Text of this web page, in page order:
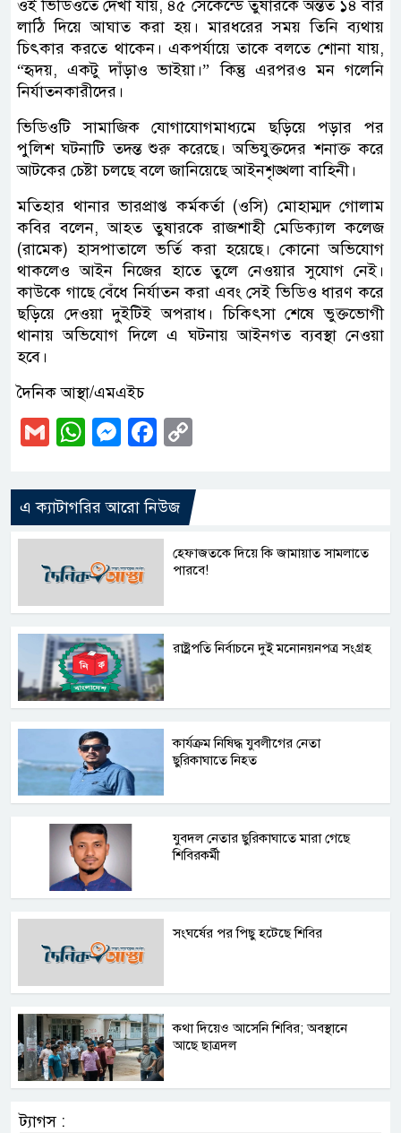
ওই ভিডিওতে দেখা যায়, ৪৫ সেকেন্ডে তুষারকে অন্তত ১৪ বার
লাঠি দিয়ে আঘাত করা হয়। মারধরের সময় তিনি ব্যথায়
চিৎকার করতে থাকেন। একপর্যায়ে তাকে বলতে শোনা যায়,
“হৃদয়, একটু দাঁড়াও ভাইয়া।” কিন্তু এরপরও মন গলেনি
নির্যাতনকারীদের।
ভিডিওটি সামাজিক যোগাযোগমাধ্যমে ছড়িয়ে পড়ার পর
পুলিশ ঘটনাটি তদন্ত শুরু করেছে। অভিযুক্তদের শনাক্ত করে
আটকের চেষ্টা চলছে বলে জানিয়েছে আইনশৃঙ্খলা বাহিনী।
মতিহার থানার ভারপ্রাপ্ত কর্মকর্তা (ওসি) মোহাম্মদ গোলাম
কবির বলেন, আহত তুষারকে রাজশাহী মেডিক্যাল কলেজ
(রামেক) হাসপাতালে ভর্তি করা হয়েছে। কোনো অভিযোগ
থাকলেও আইন নিজের হাতে তুলে নেওয়ার সুযোগ নেই।
কাউকে গাছে বেঁধে নির্যাতন করা এবং সেই ভিডিও ধারণ করে
ছড়িয়ে দেওয়া দুইটিই অপরাধ। চিকিৎসা শেষে ভুক্তভোগী
থানায় অভিযোগ দিলে এ ঘটনায় আইনগত ব্যবস্থা নেওয়া
হবে।
দৈনিক আস্থা/এমএইচ
GmailWhatsApp
Messenger
Facebook
এ ক্যাটাগরির আরো নিউজ
হেফাজতকে দিয়ে কি জামায়াত সামলাতে
পারবে!
রাষ্ট্রপতি নির্বাচনে দুই মনোনয়নপত্র সংগ্রহ
কার্যক্রম নিষিদ্ধ যুবলীগের নেতা
ছুরিকাঘাতে নিহত
যুবদল নেতার ছুরিকাঘাতে মারা গেছে
শিবিরকর্মী
সংঘর্ষের পর পিছু হটেছে শিবির
কথা দিয়েও আসেনি শিবির; অবস্থানে
আছে ছাত্রদল
ট্যাগস :